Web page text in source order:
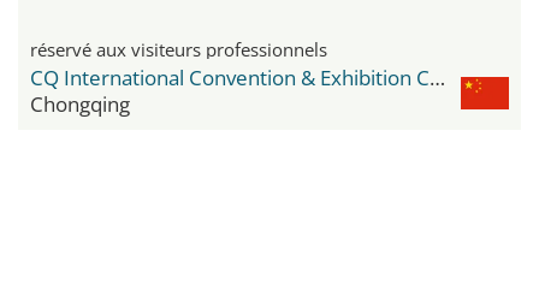
réservé aux visiteurs professionnels
CQ International Convention & Exhibition Center
Chongqing